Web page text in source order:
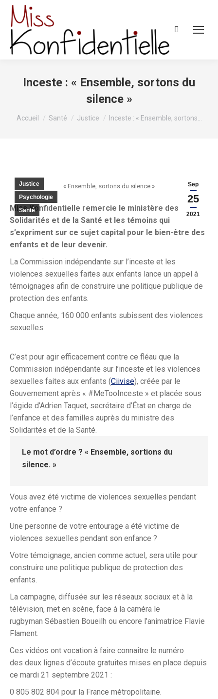
Recherche
Inceste : « Ensemble, sortons du
silence »
Vous êtes ici :
Accueil Santé Justice Inceste : « Ensemble, sortons…
Sep
25
2021
Justice
Psychologie
Santé
« Ensemble, sortons du silence »
Miss Konfidentielle remercie le ministère des
Solidarités et de la Santé et les témoins qui
s’expriment sur ce sujet capital pour le bien-être des
enfants et de leur devenir.
La Commission indépendante sur l’inceste et les
violences sexuelles faites aux enfants lance un appel à
témoignages afin de construire une politique publique de
protection des enfants.
Chaque année, 160 000 enfants subissent des violences
sexuelles.
C’est pour agir efficacement contre ce fléau que la
Commission indépendante sur l’inceste et les violences
sexuelles faites aux enfants (Ciivise), créée par le
Gouvernement après « #MeTooInceste » et placée sous
l’égide d’Adrien Taquet, secrétaire d’État en charge de
l’enfance et des familles auprès du ministre des
Solidarités et de la Santé.
Le mot d’ordre ? « Ensemble, sortions du
silence. »
Vous avez été victime de violences sexuelles pendant
votre enfance ?
Une personne de votre entourage a été victime de
violences sexuelles pendant son enfance ?
Votre témoignage, ancien comme actuel, sera utile pour
construire une politique publique de protection des
enfants.
La campagne, diffusée sur les réseaux sociaux et à la
télévision, met en scène, face à la caméra le
rugbyman Sébastien Boueilh ou encore l’animatrice Flavie
Flament.
Ces vidéos ont vocation à faire connaitre le numéro
des deux lignes d’écoute gratuites mises en place depuis
ce mardi 21 septembre 2021 :
0 805 802 804 pour la France métropolitaine.